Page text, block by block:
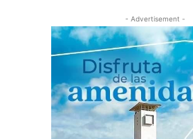
- Advertisement -